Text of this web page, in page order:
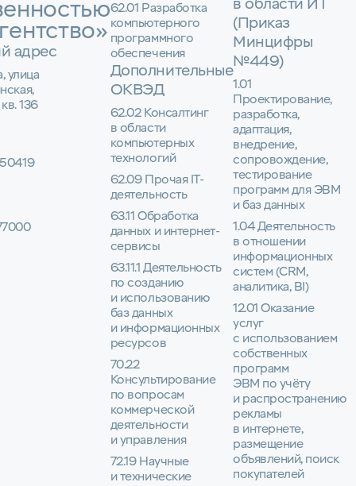
адрес
улица
136
62.01 Разработка
компьютерного
программного
обеспечения
Дополнительные
ОКВЭД
62.02 Консалтинг
в области
компьютерных
технологий
62.09 Прочая IT-
деятельность
63.11 Обработка
данных и интернет-
сервисы
63.11.1 Деятельность
по созданию
и использованию
баз данных
и информационных
ресурсов
70.22
Консультирование
по вопросам
коммерческой
деятельности
и управления
72.19 Научные
и технические
в области ИТ
(Приказ
Минцифры
№449)
1.01
Проектирование,
разработка,
адаптация,
внедрение,
сопровождение,
тестирование
программ для ЭВМ
и баз данных
1.04 Деятельность
в отношении
информационных
систем (CRM,
аналитика, BI)
12.01 Оказание
услуг
с использованием
собственных
программ
ЭВМ по учёту
и распространению
рекламы
в интернете,
размещение
объявлений, поиск
покупателей